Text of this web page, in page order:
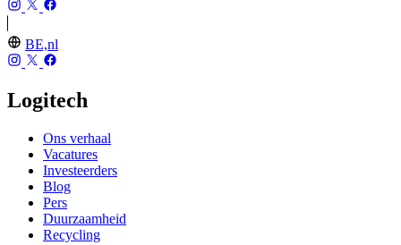
BE,nl
Logitech
Ons verhaal
Vacatures
Investeerders
Blog
Pers
Duurzaamheid
Recycling